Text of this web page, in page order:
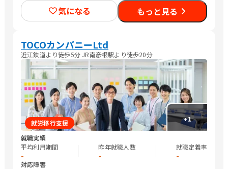
気になる もっと見る
TOCOカンパニーLtd
近江鉄道より徒歩5分 JR南彦根駅より徒歩20分
+1
就労移行支援
就職実績
平均利用期間
-
昨年就職人数
-
就職定着率
-
対応障害